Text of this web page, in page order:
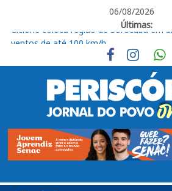
06/08/2026
Últimas:
“Michael” retorna ao Cine Plaza Itu em
aniversário do Rei do Pop
Lei Maria da Penha: 20 anos de uma
compromisso e ação constantes
Júri condena homem a oito anos de
feminicídio em Itu
Bienal do Livro de São Paulo apresenta
maior edição de sua história
Ciclone coloca região de Sorocaba em
ventos de até 100 km/h